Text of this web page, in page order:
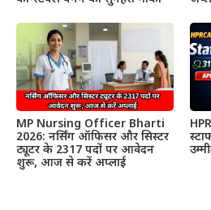
MP Nursing Officer Bharti
2026: नर्सिंग ऑफिसर और सिस्टर
ट्यूटर के 2317 पदों पर आवेदन
शुरू, आज से करें अप्लाई